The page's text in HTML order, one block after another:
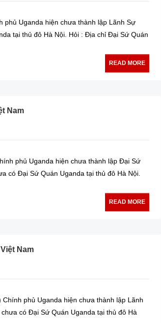
phủ Uganda hiện chưa thành lập Lãnh Sự
tại thủ đô Hà Nội. Hỏi : Địa chỉ Đại Sứ Quán
READ MORE
Nam
phủ Uganda hiện chưa thành lập Đại Sứ
có Đại Sứ Quán Uganda tại thủ đô Hà Nội.
READ MORE
Nam
phủ Uganda hiện chưa thành lập Lãnh
có Đại Sứ Quán Uganda tại thủ đô Hà